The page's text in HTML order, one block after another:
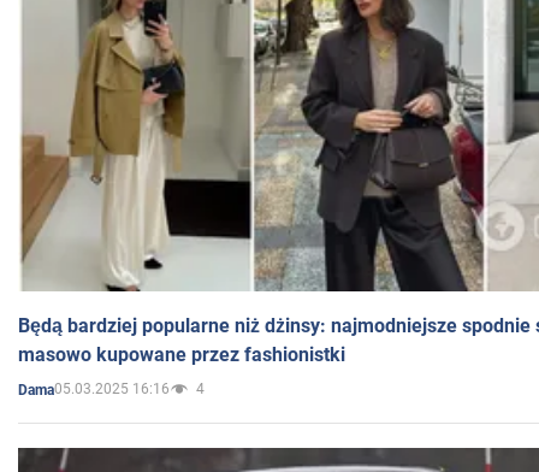
Będą bardziej popularne niż dżinsy: najmodniejsze spodnie
masowo kupowane przez fashionistki
Dama05.03.2025 16:16 4